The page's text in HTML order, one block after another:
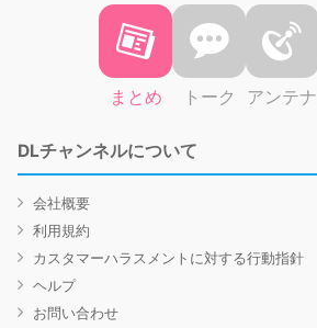
まとめ トーク アンテナ
DLチャンネルについて
会社概要
利用規約
カスタマーハラスメントに対する行動指針
ヘルプ
お問い合わせ